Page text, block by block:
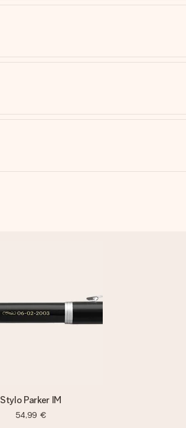
Stylo Parker IM
54,99 €